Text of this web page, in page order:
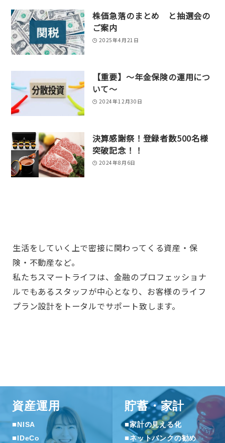
株価急落のまとめ と抽選会の
ご案内
2025年4月21日
【重要】～年金保険の運用につ
いて～
2024年12月30日
決算感謝祭！登録者数500名様
突破記念！！
2024年8月6日
生活をしていく上で密接に関わってくる資産・保
険・不動産など。
私たちスマートライフは、金融のプロフェッショナ
ルでもあるスタッフが中心となり、お客様のライフ
プラン設計をトータルでサポート致します。
資産運用
■ NISA
■ IDeCo
貯蓄・家計
■家計の見える化
■ネットバンクの勧め